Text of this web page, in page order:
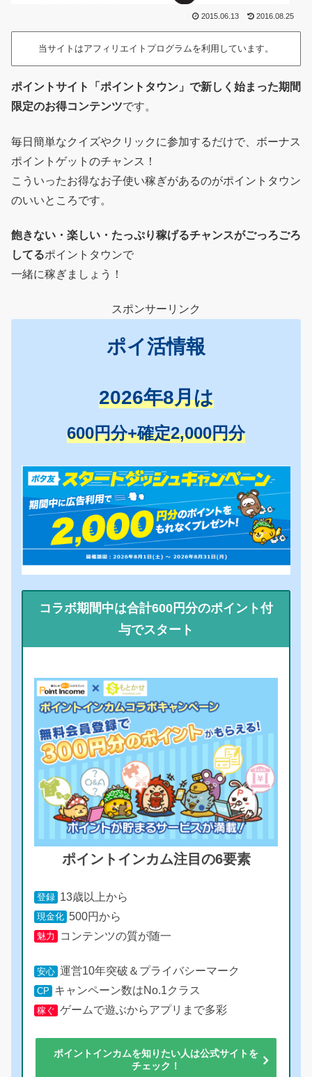
2015.06.13 2016.08.25
当サイトはアフィリエイトプログラムを利用しています。
ポイントサイト「ポイントタウン」で新しく始まった期間
限定のお得コンテンツです。
毎日簡単なクイズやクリックに参加するだけで、ボーナス
ポイントゲットのチャンス！
こういったお得なお子使い稼ぎがあるのがポイントタウン
のいいところです。
飽きない・楽しい・たっぷり稼げるチャンスがごっろごろ
してるポイントタウンで
一緒に稼ぎましょう！
スポンサーリンク
ポイ活情報
2026年8月は
600円分+確定2,000円分
コラボ期間中は合計600円分のポイント付
与でスタート
ポイントインカム注目の6要素
登録 13歳以上から
現金化 500円から
魅力 コンテンツの質が随一
安心 運営10年突破＆プライバシーマーク
CP キャンペーン数はNo.1クラス
稼ぐ ゲームで遊ぶからアプリまで多彩
ポイントインカムを知りたい人は公式サイトを
チェック！